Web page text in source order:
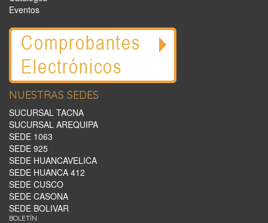
Eventos
NUESTRAS SEDES
SUCURSAL TACNA
SUCURSAL AREQUIPA
SEDE 1063
SEDE 925
SEDE HUANCAVELICA
SEDE HUANCA 412
SEDE CUSCO
SEDE CASONA
SEDE BOLIVAR
BOLETÍN